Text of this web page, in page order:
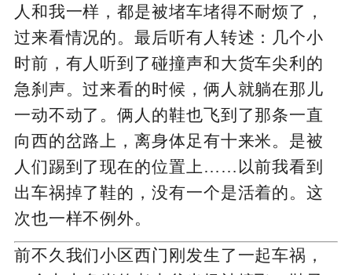
人和我一样，都是被堵车堵得不耐烦了，
过来看情况的。最后听有人转述：几个小
时前，有人听到了碰撞声和大货车尖利的
急刹声。过来看的时候，俩人就躺在那儿
一动不动了。俩人的鞋也飞到了那条一直
向西的岔路上，离身体足有十来米。是被
人们踢到了现在的位置上……以前我看到
出车祸掉了鞋的，没有一个是活着的。这
次也一样不例外。
前不久我们小区西门刚发生了一起车祸，